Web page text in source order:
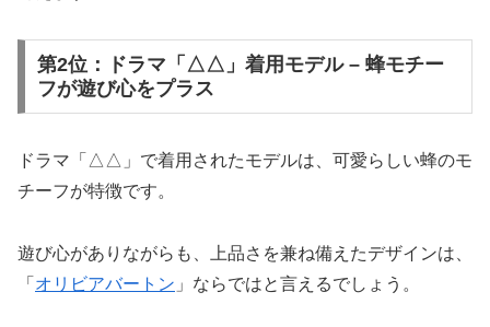
第2位：ドラマ「△△」着用モデル – 蜂モチー
フが遊び心をプラス
ドラマ「△△」で着用されたモデルは、可愛らしい蜂のモ
チーフが特徴です。
遊び心がありながらも、上品さを兼ね備えたデザインは、
「 オリビアバートン 」ならではと言えるでしょう。